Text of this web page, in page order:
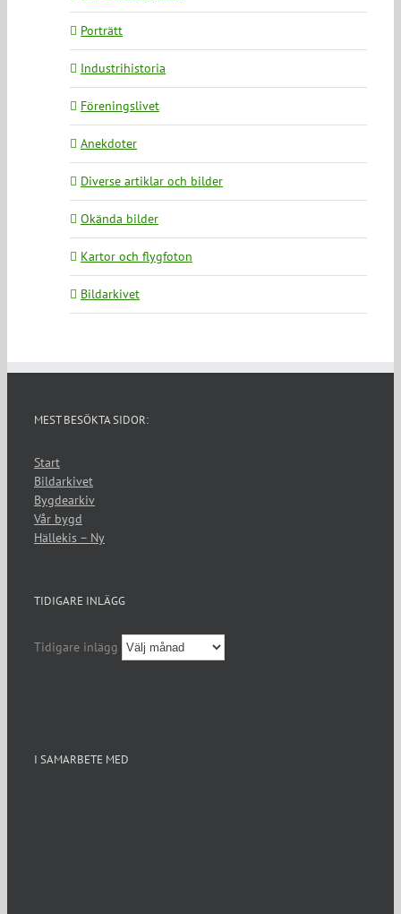
Porträtt
Industrihistoria
Föreningslivet
Anekdoter
Diverse artiklar och bilder
Okända bilder
Kartor och flygfoton
Bildarkivet
MEST BESÖKTA SIDOR:
Start
Bildarkivet
Bygdearkiv
Vår bygd
Hällekis – Ny
TIDIGARE INLÄGG
Tidigare inlägg
I SAMARBETE MED